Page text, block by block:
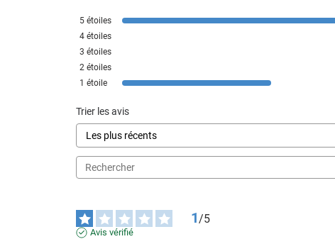
5 étoiles
4 étoiles
3 étoiles
2 étoiles
1 étoile
Trier les avis
1/5
Avis vérifié